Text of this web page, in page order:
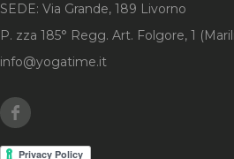
SEDE: Via Grande, 189 Livorno
P. zza 185° Regg. Art. Folgore, 1
info@yogatime.it